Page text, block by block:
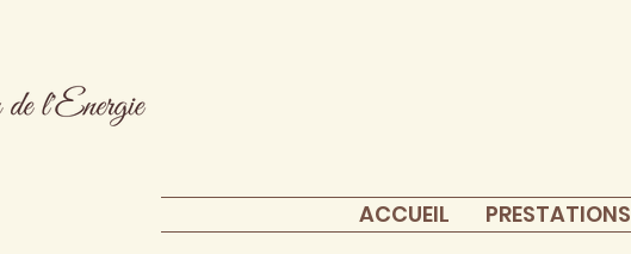
ACCUEIL PRESTATIONS